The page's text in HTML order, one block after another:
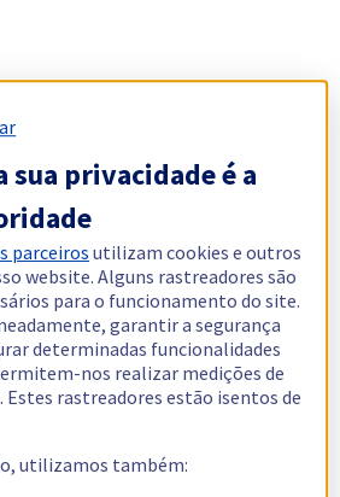
sua privacidade é a
parceiros utilizam cookies e outros
website. Alguns rastreadores são
para o funcionamento do site.
garantir a segurança
determinadas funcionalidades
nos realizar medições de
Estes rastreadores estão isentos de
utilizamos também: